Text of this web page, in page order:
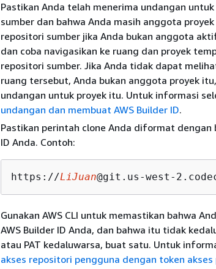
Pastikan Anda telah menerima undangan
sumber dan bahwa Anda masih anggota
repositori sumber jika Anda bukan anggota
dan coba navigasikan ke ruang dan proyek
repositori sumber. Jika Anda tidak dapat
ruang tersebut, Anda bukan anggota proyek
undangan untuk proyek itu. Untuk informasi
undangan dan membuat AWS Builder ID.
Pastikan perintah clone Anda diformat dengan
ID Anda. Contoh:
https://LiJuan@git.us-west-
Gunakan AWS CLI untuk memastikan bahwa
AWS Builder ID Anda, dan bahwa itu tidak
atau PAT kedaluwarsa, buat satu. Untuk
akses repositori pengguna dengan token akses